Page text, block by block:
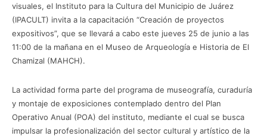
visuales, el Instituto para la Cultura del Municipio de Juárez
(IPACULT) invita a la capacitación “Creación de proyectos
expositivos”, que se llevará a cabo este jueves 25 de junio a las
11:00 de la mañana en el Museo de Arqueología e Historia de El
Chamizal (MAHCH).
La actividad forma parte del programa de museografía, curaduría
y montaje de exposiciones contemplado dentro del Plan
Operativo Anual (POA) del instituto, mediante el cual se busca
impulsar la profesionalización del sector cultural y artístico de la